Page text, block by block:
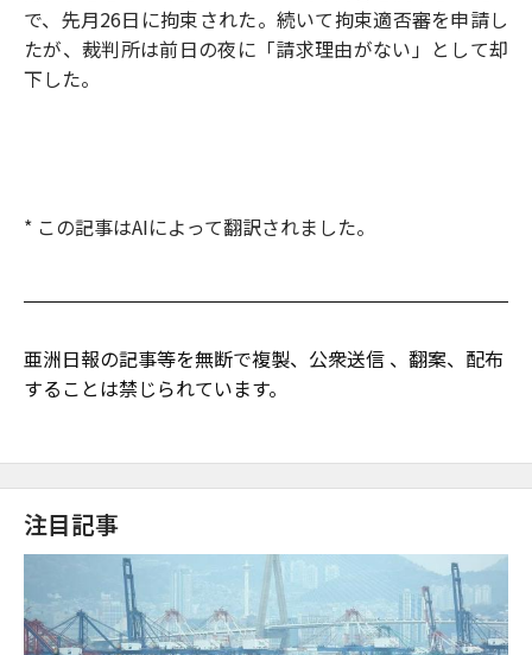
で、先月26日に拘束された。続いて拘束適否審を申請し
たが、裁判所は前日の夜に「請求理由がない」として却
下した。
* この記事はAIによって翻訳されました。
亜洲日報の記事等を無断で複製、公衆送信 、翻案、配布
することは禁じられています。
注目記事